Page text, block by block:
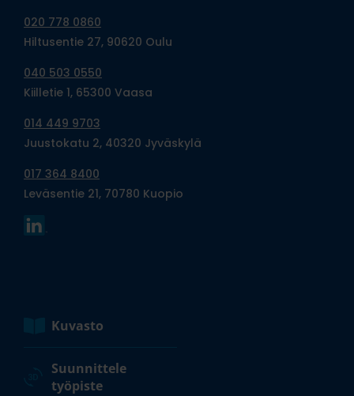
020 778 0860
Hiltusentie 27, 90620 Oulu
040 503 0550
Kiilletie 1, 65300 Vaasa
014 449 9703
Juustokatu 2, 40320 Jyväskylä
017 364 8400
Leväsentie 21, 70780 Kuopio
Kuvasto
Suunnittele
työpiste